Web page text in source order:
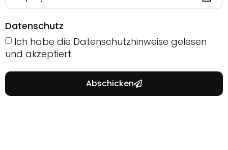
Datenschutz
Ich habe die Datenschutzhinweise gelesen
und akzeptiert.
Abschicken